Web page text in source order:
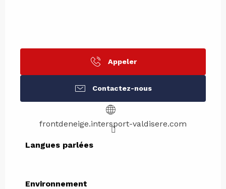
Appeler
Contactez-nous
frontdeneige.intersport-valdisere.com
Langues parlées
Langues parlées
Environnement
Environnement